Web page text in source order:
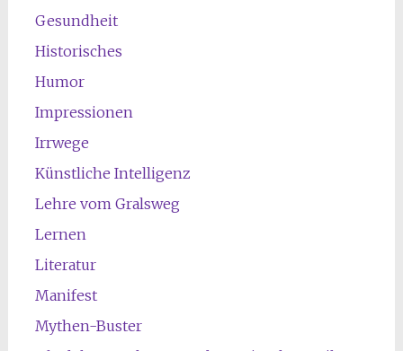
Gesundheit
Historisches
Humor
Impressionen
Irrwege
Künstliche Intelligenz
Lehre vom Gralsweg
Lernen
Literatur
Manifest
Mythen-Buster